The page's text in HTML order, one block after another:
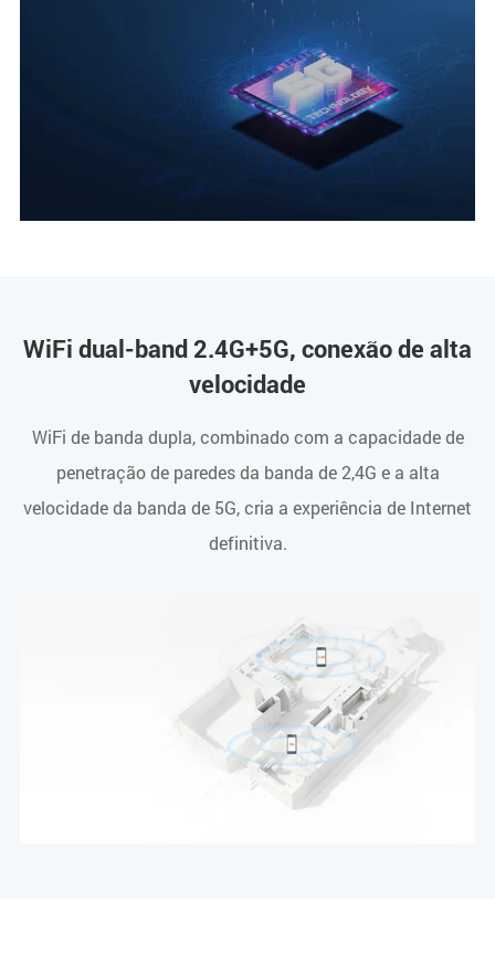
WiFi dual-band 2.4G+5G, conexão de alta
velocidade
WiFi de banda dupla, combinado com a capacidade de
penetração de paredes da banda de 2,4G e a alta
velocidade da banda de 5G, cria a experiência de Internet
definitiva.